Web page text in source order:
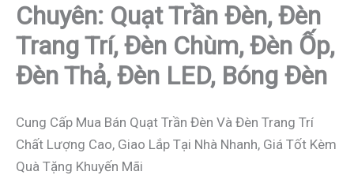
Chuyên: Quạt Trần Đèn, Đèn
Trang Trí, Đèn Chùm, Đèn Ốp,
Đèn Thả, Đèn LED, Bóng Đèn
Cung Cấp Mua Bán Quạt Trần Đèn Và Đèn Trang Trí
Chất Lượng Cao, Giao Lắp Tại Nhà Nhanh, Giá Tốt Kèm
Quà Tặng Khuyến Mãi